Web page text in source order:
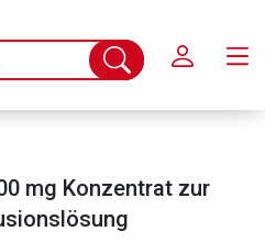
Suche
abschicken
mg Konzentrat zur